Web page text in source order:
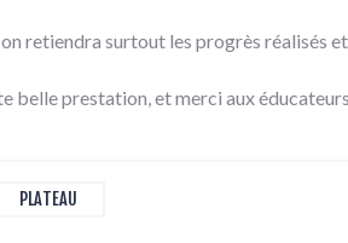
retiendra surtout les progrès réalisés
belle prestation, et merci aux
PLATEAU